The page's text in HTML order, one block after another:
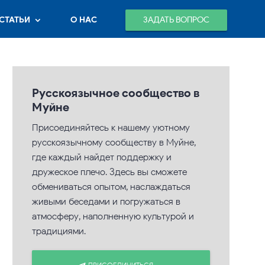
О НАС ЗАДАТЬ ВОПРОС
Русскоязычное сообщество в
Муйне
Присоединяйтесь к нашему уютному
русскоязычному сообществу в Муйне,
где каждый найдет поддержку и
дружеское плечо. Здесь вы сможете
обмениваться опытом, наслаждаться
живыми беседами и погружаться в
атмосферу, наполненную культурой и
традициями.